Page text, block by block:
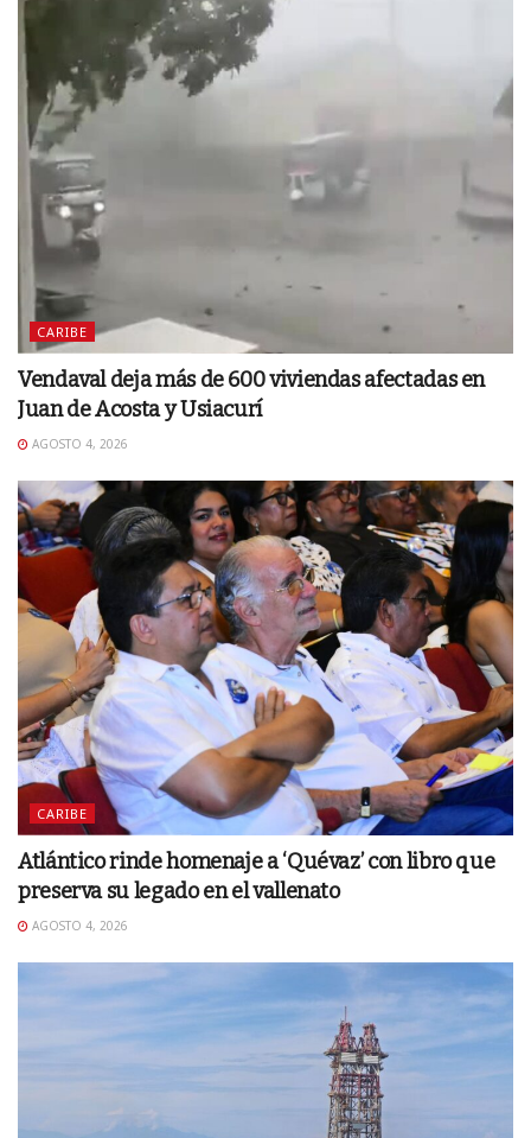
CARIBE
Vendaval deja más de 600 viviendas afectadas en
Juan de Acosta y Usiacurí
AGOSTO 4, 2026
CARIBE
Atlántico rinde homenaje a ‘Quévaz’ con libro que
preserva su legado en el vallenato
AGOSTO 4, 2026